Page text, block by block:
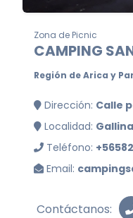
Zona de Picnic
CAMPING
Región de Arica y
Dirección: Calle
Localidad:
Teléfono:
Email:
Contáctanos: